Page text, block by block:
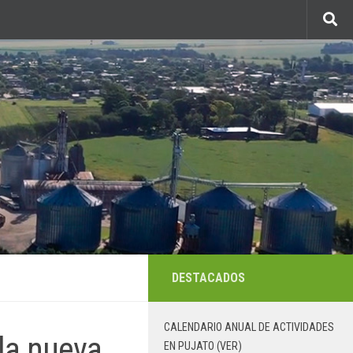
DESTACADOS
CALENDARIO ANUAL DE ACTIVIDADES
EN PUJATO (VER)